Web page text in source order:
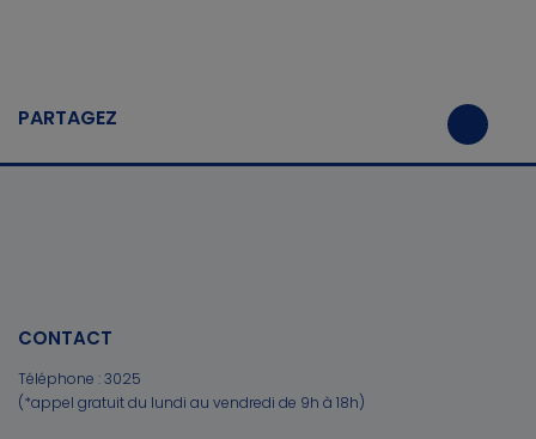
PARTAGEZ
CONTACT
Téléphone :3025
(*appel gratuit du lundi au vendredi de 9h à 18h)